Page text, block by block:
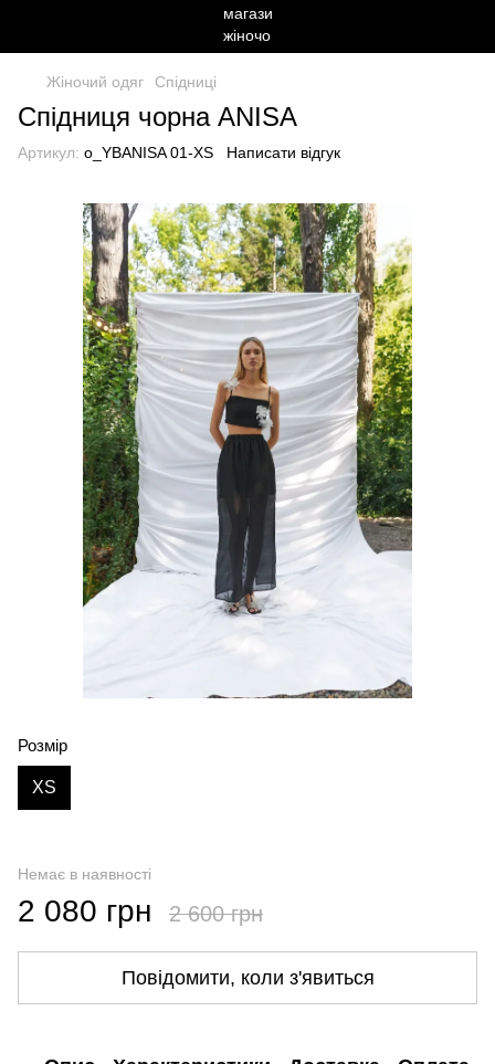
Жіночий одяг Спідниці
Спідниця чорна ANISA
Артикул: o_YBANISA 01-XS Написати відгук
Розмір
XS
Немає в наявності
2 080 грн 2 600 грн
Повідомити, коли з'явиться